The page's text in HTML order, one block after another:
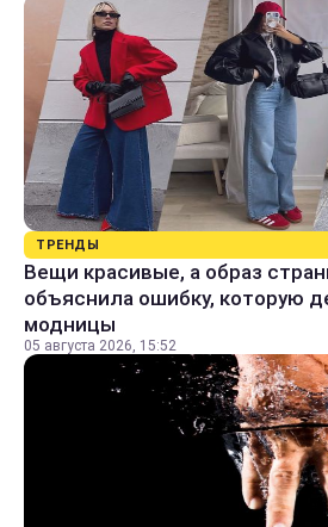
ТРЕНДЫ
Вещи красивые, а образ
объяснила ошибку, которую
модницы
05 августа 2026, 15:52